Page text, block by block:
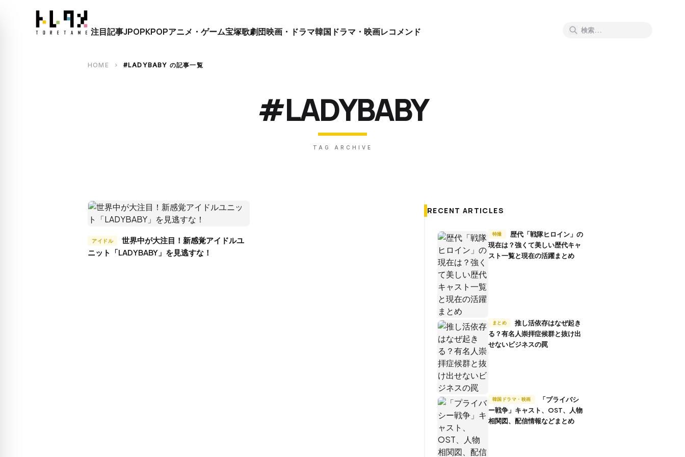
close
注目記事JPOPKPOPアニメ・ゲーム宝塚歌劇団映画・ドラマ韓国ドラマ・映画レコメンド
HOME chevron_right #LADYBABY の記事一覧
#LADYBABY
TAG ARCHIVE
アイドル
ニット「LADYBABY」を見逃すな！
RECENT ARTICLES
特撮
現在は？強くて美しい歴代キャ
スト一覧と現在の活躍まとめ
まとめ
推し活依存はなぜ起き
る？有名人崇拝症候群と抜け出
せないビジネスの罠
韓国ドラマ・映画
ー戦争」キャスト、OST、人物
相関図、配信情報などまとめ